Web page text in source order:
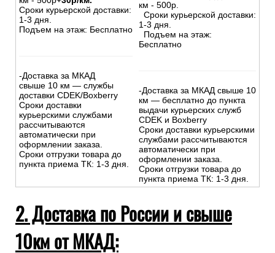
Сроки курьерской доставки:
1-3 дня.
Подъем на этаж: Бесплатно
-Доставка за МКАД
свыше 10 км — службы
доставки CDEK/Boxberry
Сроки доставки
курьерскими службами
рассчитываются
автоматически при
оформлении заказа.
Сроки отгрузки товара до
пункта приема ТК: 1-3 дня.
км - 500р.
Сроки курьерской доставки:
1-3 дня.
Подъем на этаж:
Бесплатно
-Доставка за МКАД свыше 10
км — бесплатно до пункта
выдачи курьерских служб
CDEK и Boxberry
Сроки доставки курьерскими
службами рассчитываются
автоматически при
оформлении заказа.
Сроки отгрузки товара до
пункта приема ТК: 1-3 дня.
2. Доставка по России и свыше
10км от МКАД: